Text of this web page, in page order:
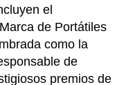
el
de Portátiles
como la
de
premios de